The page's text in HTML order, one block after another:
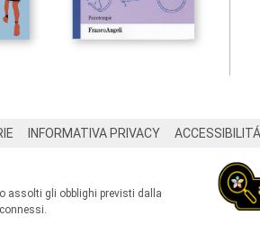
INFORMATIVA PRIVACY ACCESSIBILITÁ
assolti gli obblighi previsti dalla